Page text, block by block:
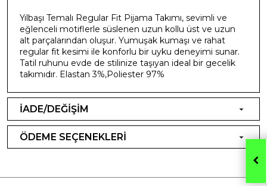
Yılbaşı Temalı Regular Fit Pijama Takımı, sevimli ve
eğlenceli motiflerle süslenen uzun kollu üst ve uzun
alt parçalarından oluşur. Yumuşak kumaşı ve rahat
regular fit kesimi ile konforlu bir uyku deneyimi sunar.
Tatil ruhunu evde de stilinize taşıyan ideal bir gecelik
takımıdır. Elastan 3%,Poliester 97%
İADE/DEĞİŞİM
ÖDEME SEÇENEKLERİ